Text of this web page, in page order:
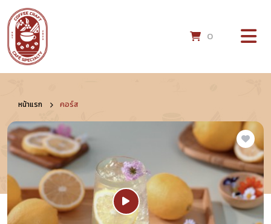
0
หน้าแรก คอร์ส